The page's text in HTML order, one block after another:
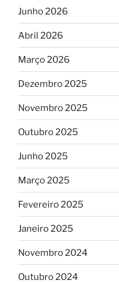
Junho 2026
Abril 2026
Março 2026
Dezembro 2025
Novembro 2025
Outubro 2025
Junho 2025
Março 2025
Fevereiro 2025
Janeiro 2025
Novembro 2024
Outubro 2024